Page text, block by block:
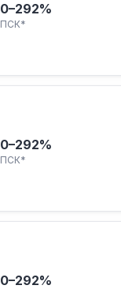
0–292%
ПСК*
0–292%
ПСК*
0–292%